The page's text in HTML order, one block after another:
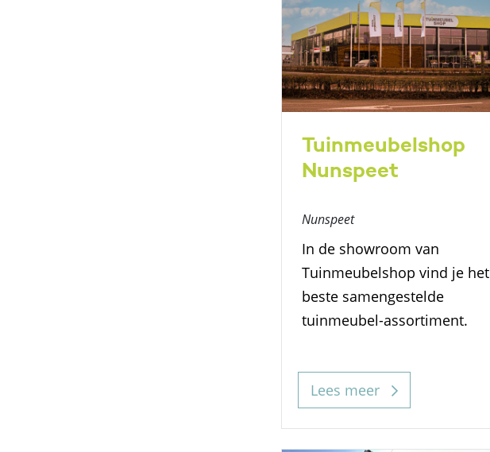
Tuinmeubelshop
Nunspeet
Nunspeet
In de showroom van
Tuinmeubelshop vind je het
beste samengestelde
tuinmeubel-assortiment.
Lees meer